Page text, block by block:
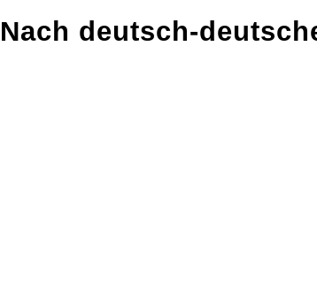
Nach deutsch-